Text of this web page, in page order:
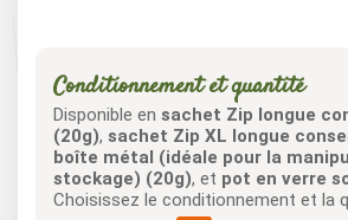
Conditionnement et quantité
Disponible en sachet Zip longue
(20g), sachet Zip XL longue
boîte métal (idéale pour la
stockage) (20g), et pot en verre
Choisissez le conditionnement et la